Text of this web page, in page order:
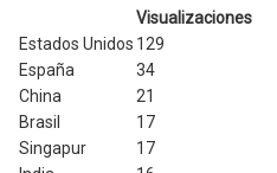
Visualizaciones
Estados Unidos 129
España
34
China
21
Brasil
17
Singapur
17